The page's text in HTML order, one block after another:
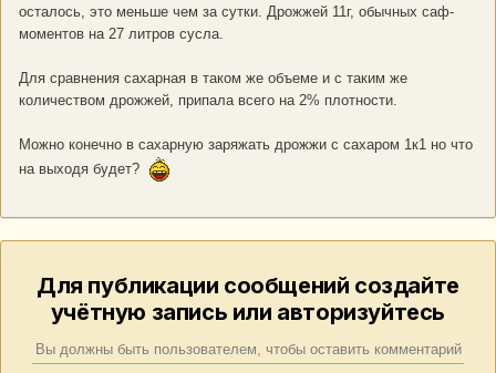
осталось, это меньше чем за сутки. Дрожжей 11г, обычных саф-
моментов на 27 литров сусла.
Для сравнения сахарная в таком же объеме и с таким же
количеством дрожжей, припала всего на 2% плотности.
Можно конечно в сахарную заряжать дрожжи с сахаром 1к1 но что
на выходя будет?
Для публикации сообщений создайте
учётную запись или авторизуйтесь
Вы должны быть пользователем, чтобы оставить комментарий